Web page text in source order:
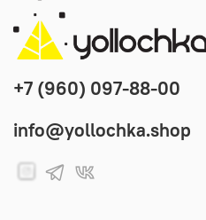
+7 (960) 097-88-00
info@yollochka.shop